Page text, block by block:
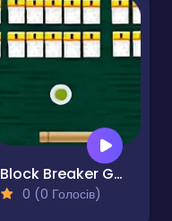
Block Breaker Game
0 (0 Голосів)